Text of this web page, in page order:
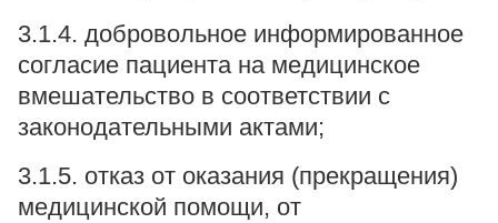
3.1.4. добровольное информированное
согласие пациента на медицинское
вмешательство в соответствии с
законодательными актами;
3.1.5. отказ от оказания (прекращения)
медицинской помощи, от